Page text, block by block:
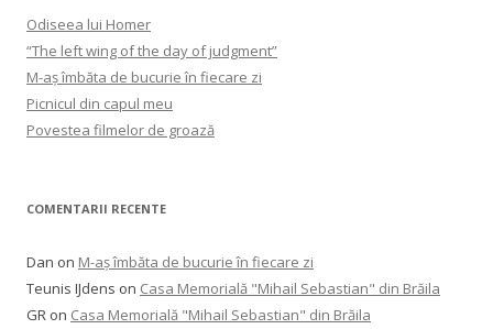
Odiseea lui Homer
“The left wing of the day of judgment”
M-aș îmbăta de bucurie în fiecare zi
Picnicul din capul meu
Povestea filmelor de groază
COMENTARII RECENTE
Dan on M-aș îmbăta de bucurie în fiecare zi
Teunis IJdens on Casa Memorială "Mihail Sebastian" din Brăila
GR on Casa Memorială "Mihail Sebastian" din Brăila